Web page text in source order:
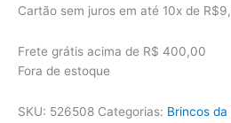
era:
é:
Cartão sem juros em até 10x de
Frete grátis acima de R$ 400,00
Fora de estoque
SKU: 526508 Categorias: Brincos da